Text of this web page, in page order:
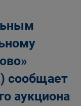
сообщает
аукциона